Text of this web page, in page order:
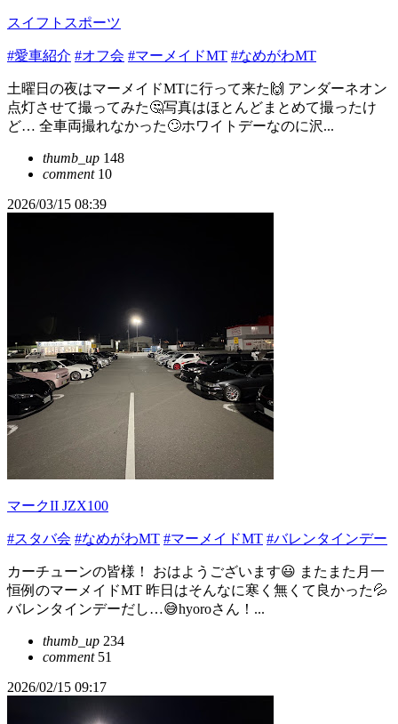
スイフトスポーツ
#愛車紹介 #オフ会 #マーメイドMT #なめがわMT
土曜日の夜はマーメイドMTに行って来た🙌 アンダーネオン
点灯させて撮ってみた🤔写真はほとんどまとめて撮ったけ
ど… 全車両撮れなかった🙄ホワイトデーなのに沢...
thumb_up 148
comment10
2026/03/15 08:39
マークII JZX100
#スタバ会 #なめがわMT #マーメイドMT #バレンタインデー
カーチューンの皆様！ おはようございます😃 またまた月一
恒例のマーメイドMT 昨日はそんなに寒く無くて良かった💦
バレンタインデーだし…😅hyoroさん！...
thumb_up 234
comment51
2026/02/15 09:17